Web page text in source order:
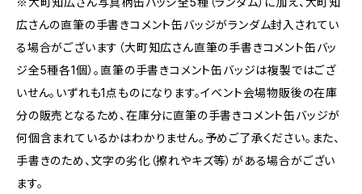
広さんの直筆の手書きコメント缶バッジがランダム封入されてい
る場合がございます（大町知広さん直筆の手書きコメント缶バッ
ジ全5種各1個）。直筆の手書きコメント缶バッジは複製ではござ
いせん。いずれも1点ものになります。イベント会場物販後の在庫
分の販売となるため、在庫分に直筆の手書きコメント缶バッジが
何個含まれているかはわかりません。予めご了承ください。また、
手書きのため、文字の劣化（擦れやキズ等）がある場合がござい
ます。